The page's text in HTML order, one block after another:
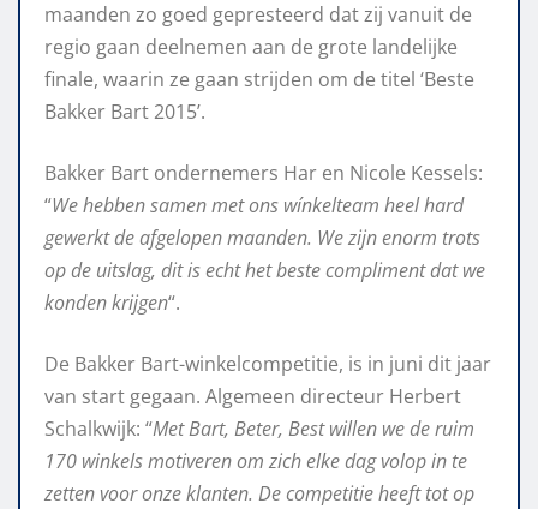
maanden zo goed gepresteerd dat zij vanuit de
regio gaan deelnemen aan de grote landelĳke
finale, waarin ze gaan strĳden om de titel ‘Beste
Bakker Bart 2015’.
Bakker Bart ondernemers Har en Nicole Kessels:
“We hebben samen met ons wínkelteam heel hard
gewerkt de afgelopen maanden. We zijn enorm trots
op de uitslag, dit is echt het beste compliment dat we
konden krĳgen“.
De Bakker Bart-winkelcompetitie, is in juni dit jaar
van start gegaan. Algemeen directeur Herbert
Schalkwijk: “Met Bart, Beter, Best willen we de ruim
170 winkels motiveren om zich elke dag volop in te
zetten voor onze klanten. De competitie heeft tot op